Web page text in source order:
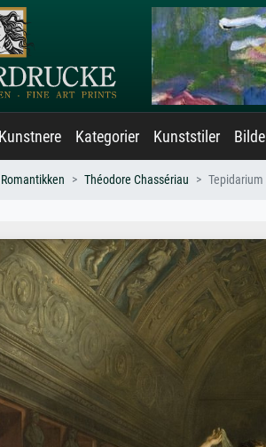
Kunstnere Kategorier Kunststiler
Romantikken Théodore Chassériau Tepidarium